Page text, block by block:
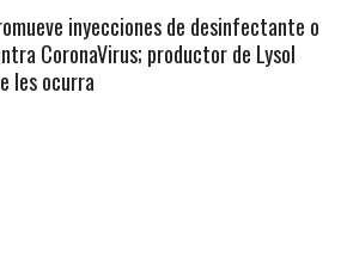
inyecciones de desinfectante o
CoronaVirus; productor de Lysol
les ocurra